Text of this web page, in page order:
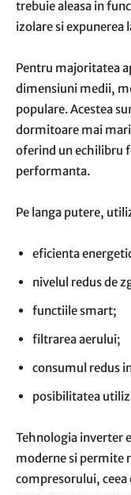
trebuie aleasa in
izolare si expunerea
Pentru majoritatea
dimensiuni medii,
populare. Acestea
dormitoare mai mari
oferind un echilibru
performanta.
Pe langa putere,
eficienta
nivelul redus de
functiile smart;
filtrarea aerului;
consumul redus
posibilitatea
Tehnologia inverter
moderne si permite
compresorului, ceea